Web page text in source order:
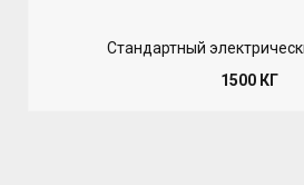
Стандартный
1500 КГ